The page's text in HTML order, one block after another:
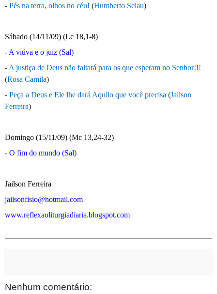
- Pés na terra, olhos no céu! (Humberto Selau)
Sábado (14/11/09) (Lc 18,1-8)
- A viúva e o juiz (Sal)
- A justiça de Deus não faltará para os que esperam no Senhor!!!
(Rosa Camila)
- Peça a Deus e Ele lhe dará Aquilo que você precisa (Jailson
Ferreira)
Domingo (15/11/09) (Mc 13,24-32)
- O fim do mundo (Sal)
Jailson Ferreira
jailsonfisio@hotmail.com
www.reflexaoliturgiadiaria.blogspot.com
Nenhum comentário: